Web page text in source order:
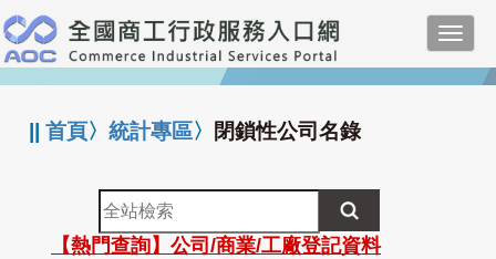
跳
到
主
要
:::
||首頁〉統計專區〉 閉鎖性公司名錄
全
站
檢
【熱門查詢】公司/商業/工廠登記資料